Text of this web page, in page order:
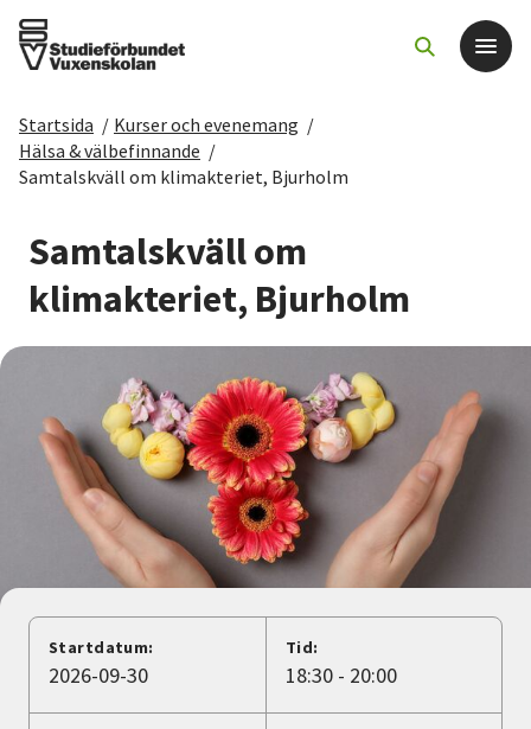
Det här gör vi
Sök kurser och evenemang
Starta studiecirkel
Cirkelledare
Nyheter
Lyssna
Startsida / Kurser och evenemang /
Hälsa & välbefinnande /
Samtalskväll om klimakteriet, Bjurholm
Samtalskväll om
klimakteriet, Bjurholm
Startdatum:
2026-09-30
Tid:
18:30 - 20:00